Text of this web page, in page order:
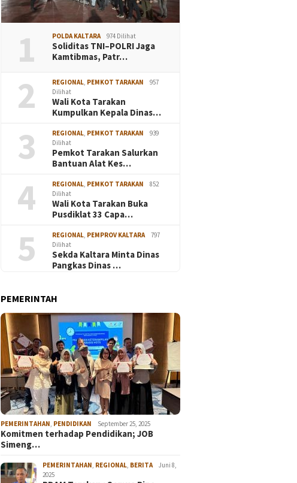
1 POLDA KALTARA 974 Dilihat
Soliditas TNI–POLRI Jaga
Kamtibmas, Patr…
2 REGIONAL PEMKOT TARAKAN
957
Dilihat
Wali Kota Tarakan
Kumpulkan Kepala Dinas…
3 REGIONAL PEMKOT TARAKAN
939
Dilihat
Pemkot Tarakan Salurkan
Bantuan Alat Kes…
4 REGIONAL PEMKOT TARAKAN
852
Dilihat
Wali Kota Tarakan Buka
Pusdiklat 33 Capa…
5 REGIONAL PEMPROV KALTARA
797
Dilihat
Sekda Kaltara Minta Dinas
Pangkas Dinas …
PEMERINTAH
PEMERINTAHAN PENDIDIKAN September 25, 2025
Komitmen terhadap Pendidikan; JOB
Simeng…
PEMERINTAHAN REGIONAL BERITA
Juni 8,
2025